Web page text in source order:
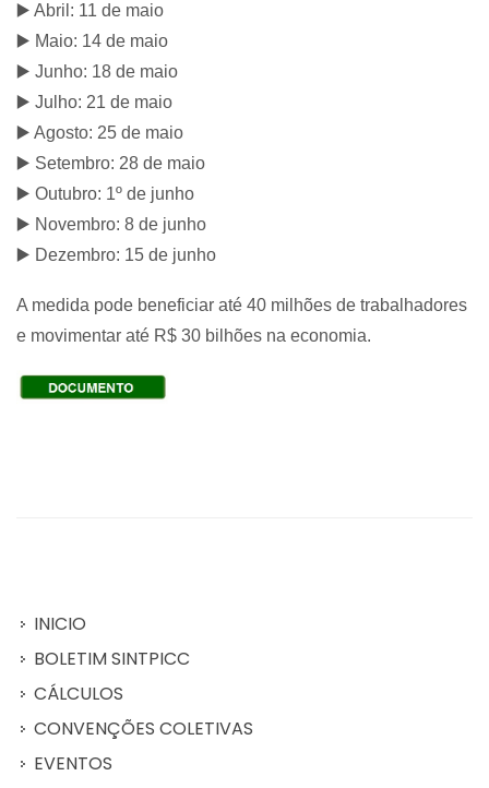
▶️ Abril: 11 de maio
▶️ Maio: 14 de maio
▶️ Junho: 18 de maio
▶️ Julho: 21 de maio
▶️ Agosto: 25 de maio
▶️ Setembro: 28 de maio
▶️ Outubro: 1º de junho
▶️ Novembro: 8 de junho
▶️ Dezembro: 15 de junho
A medida pode beneficiar até 40 milhões de trabalhadores
e movimentar até R$ 30 bilhões na economia.
INICIO
BOLETIM SINTPICC
CÁLCULOS
CONVENÇÕES COLETIVAS
EVENTOS